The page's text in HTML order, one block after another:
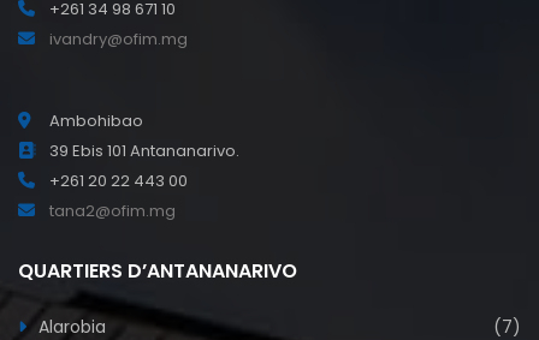
+261 34 98 671 10
ivandry@ofim.mg
Ambohibao
39 Ebis 101 Antananarivo.
+261 20 22 443 00
tana2@ofim.mg
QUARTIERS D’ANTANANARIVO
Alarobia
(7)